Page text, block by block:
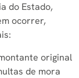
do Estado,
ocorrer,
original
de mora